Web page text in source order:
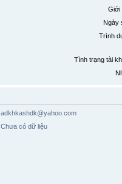
Giới
Ngày
Trình
Tình trạng tài
adkhkashdk@yahoo.com
Chưa có dữ liệu